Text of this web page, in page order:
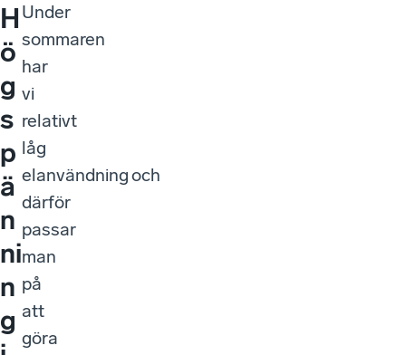
H
ö
g
s
p
ä
n
ni
n
g
Under
sommaren
har
vi
relativt
låg
elanvändning och
därför
passar
man
på
att
göra